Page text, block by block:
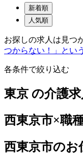
新着順
人気順
お探しの求人は見つ
つからない！」とい
各条件で絞り込む
東京 の介護
西東京市×職
西東京市のお